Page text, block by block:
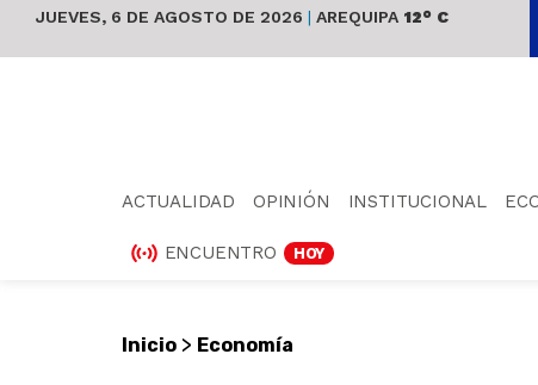
JUEVES, 6 DE AGOSTO DE 2026 | AREQUIPA 12° C
ACTUALIDAD OPINIÓN INSTITUCIONAL
ENCUENTRO HOY
Inicio > Economía